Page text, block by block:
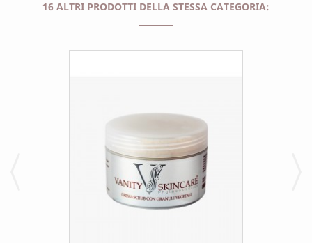
16 ALTRI PRODOTTI DELLA STESSA CATEGORIA: